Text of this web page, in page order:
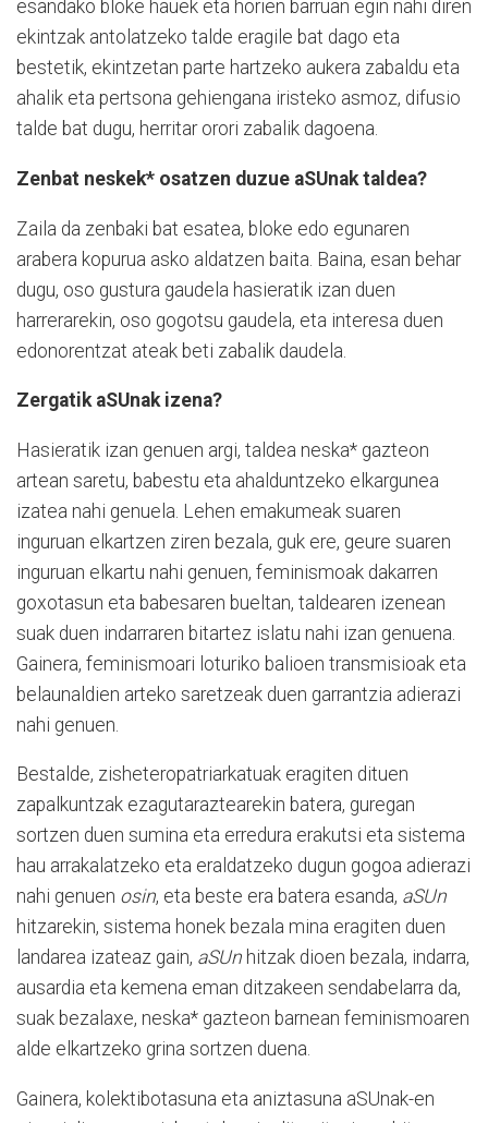
esandako bloke hauek eta horien barruan egin nahi diren
ekintzak antolatzeko talde eragile bat dago eta
bestetik, ekintzetan parte hartzeko aukera zabaldu eta
ahalik eta pertsona gehiengana iristeko asmoz, difusio
talde bat dugu, herritar orori zabalik dagoena.
Zenbat neskek* osatzen duzue aSUnak taldea?
Zaila da zenbaki bat esatea, bloke edo egunaren
arabera kopurua asko aldatzen baita. Baina, esan behar
dugu, oso gustura gaudela hasieratik izan duen
harrerarekin, oso gogotsu gaudela, eta interesa duen
edonorentzat ateak beti zabalik daudela.
Zergatik aSUnak izena?
Hasieratik izan genuen argi, taldea neska* gazteon
artean saretu, babestu eta ahalduntzeko elkargunea
izatea nahi genuela. Lehen emakumeak suaren
inguruan elkartzen ziren bezala, guk ere, geure suaren
inguruan elkartu nahi genuen, feminismoak dakarren
goxotasun eta babesaren bueltan, taldearen izenean
suak duen indarraren bitartez islatu nahi izan genuena.
Gainera, feminismoari loturiko balioen transmisioak eta
belaunaldien arteko saretzeak duen garrantzia adierazi
nahi genuen.
Bestalde, zisheteropatriarkatuak eragiten dituen
zapalkuntzak ezagutaraztearekin batera, guregan
sortzen duen sumina eta erredura erakutsi eta sistema
hau arrakalatzeko eta eraldatzeko dugun gogoa adierazi
nahi genuen osin, eta beste era batera esanda, aSUn
hitzarekin, sistema honek bezala mina eragiten duen
landarea izateaz gain, aSUn hitzak dioen bezala, indarra,
ausardia eta kemena eman ditzakeen sendabelarra da,
suak bezalaxe, neska* gazteon barnean feminismoaren
alde elkartzeko grina sortzen duena.
Gainera, kolektibotasuna eta aniztasuna aSUnak-en